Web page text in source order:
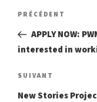
Navigation
de
Article
précédent
PRÉCÉDENT
APPLY NOW:
interested in
Article
suivant
SUIVANT
New Stories